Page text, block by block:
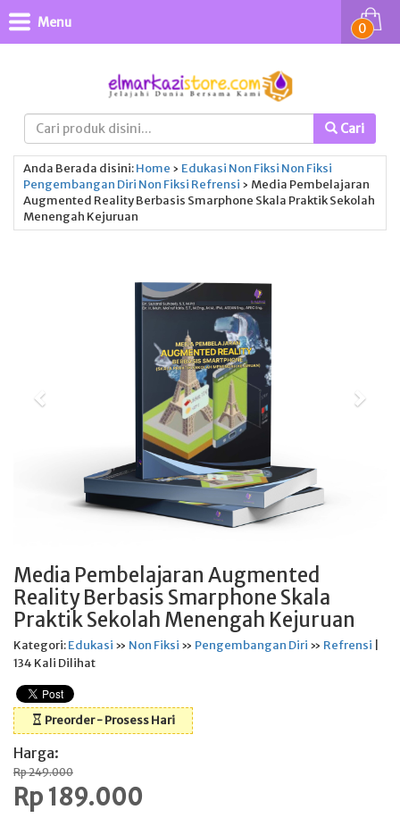
Cari
0
Menu
Anda Berada disini:Home › Edukasi Non Fiksi Non Fiksi
Pengembangan Diri Non Fiksi Refrensi › Media Pembelajaran
Augmented Reality Berbasis Smarphone Skala Praktik Sekolah
Menengah Kejuruan
Media Pembelajaran Augmented
Reality Berbasis Smarphone Skala
Praktik Sekolah Menengah Kejuruan
Kategori:Edukasi » Non Fiksi » Pengembangan Diri » Refrensi
134 Kali Dilihat
Preorder - Prosess Hari
Harga:
Rp 249.000
Rp 189.000